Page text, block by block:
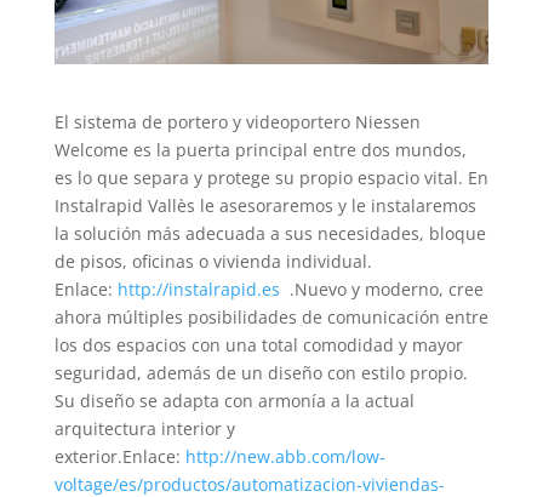
El sistema de portero y videoportero Niessen
Welcome es la puerta principal entre dos mundos,
es lo que separa y protege su propio espacio vital. En
Instalrapid Vallès le asesoraremos y le instalaremos
la solución más adecuada a sus necesidades, bloque
de pisos, oficinas o vivienda individual.
Enlace: http://instalrapid.es .Nuevo y moderno, cree
ahora múltiples posibilidades de comunicación entre
los dos espacios con una total comodidad y mayor
seguridad, además de un diseño con estilo propio.
Su diseño se adapta con armonía a la actual
arquitectura interior y
exterior.Enlace: http://new.abb.com/low-
voltage/es/productos/automatizacion-viviendas-